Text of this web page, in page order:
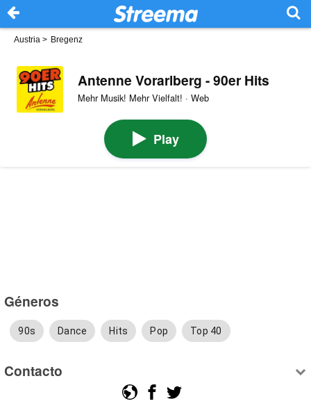
Austria > Bregenz
Antenne Vorarlberg - 90er Hits
Mehr Musik! Mehr Vielfalt! · Web
Play
Géneros
90s Dance Hits Pop Top 40
Contacto